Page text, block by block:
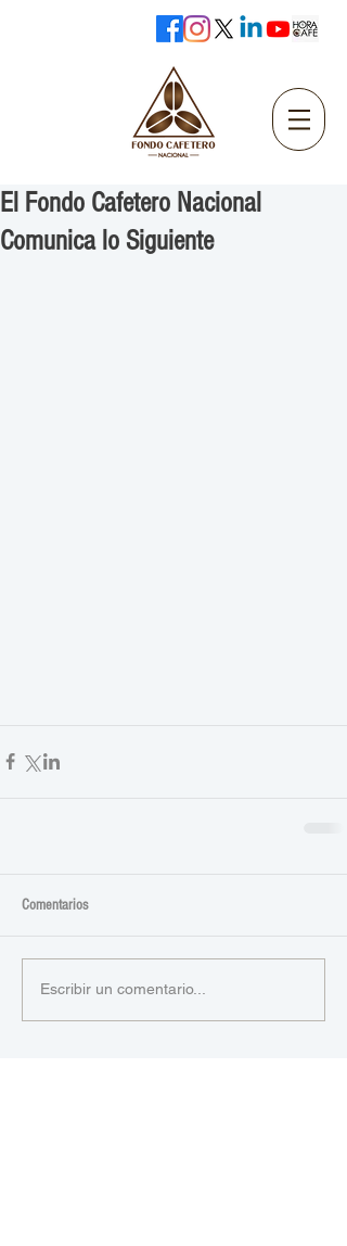
El Fondo Cafetero Nacional
Comunica lo Siguiente
Comentarios
Escribir un comentario...